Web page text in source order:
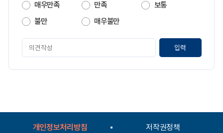
만
족
매우만족 만족
보통
불만
매우불만
페
만
가
개인정보처리방침
저작권정책